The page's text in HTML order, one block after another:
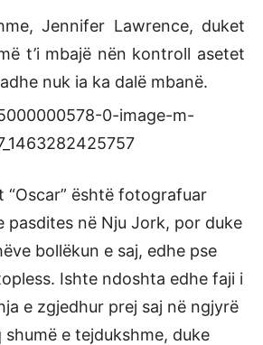
Jennifer Lawrence, duket
t’i mbajë nën kontroll asetet
nuk ia ka dalë mbanë.
“Oscar” është fotografuar
pasdites në Nju Jork, por duke
bollëkun e saj, edhe pse
Ishte ndoshta edhe faji i
e zgjedhur prej saj në ngjyrë
e tejdukshme, duke